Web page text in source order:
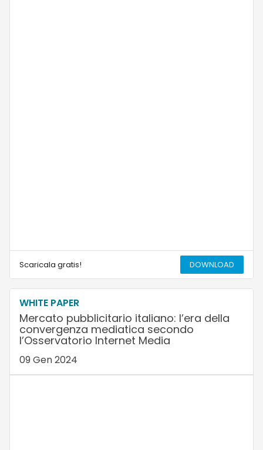
Scaricala gratis! DOWNLOAD
WHITE PAPER
Mercato pubblicitario italiano: l’era della
convergenza mediatica secondo
l’Osservatorio Internet Media
09 Gen 2024